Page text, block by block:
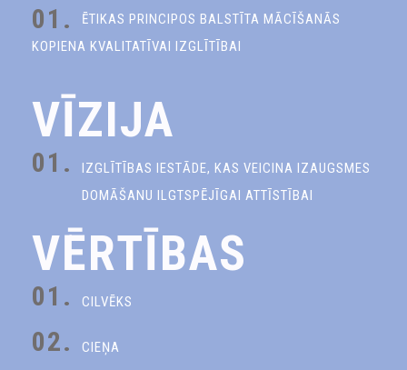
01.
ĒTIKAS PRINCIPOS BALSTĪTA MĀCĪŠANĀS
KOPIENA KVALITATĪVAI IZGLĪTĪBAI
VĪZIJA
01.
IZGLĪTĪBAS IESTĀDE, KAS VEICINA IZAUGSMES
DOMĀŠANU ILGTSPĒJĪGAI ATTĪSTĪBAI
VĒRTĪBAS
01. CILVĒKS
02. CIEŅA